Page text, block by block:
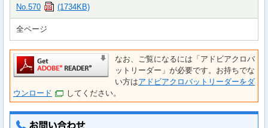
No.570 (1734KB)
全ページ
なお、ご覧になるには「アドビアクロバ
ットリーダー」が必要です。お持ちでな
い方はアドビアクロバットリーダーをダ
ウンロード
してください。